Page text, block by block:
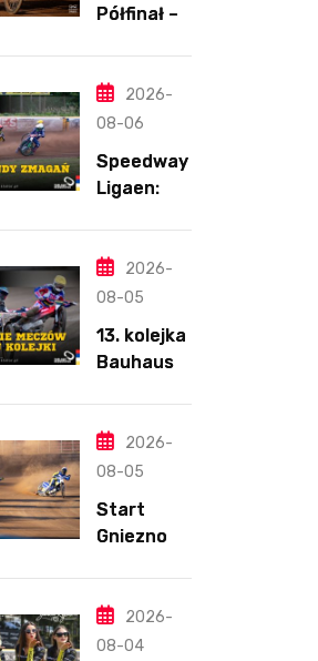
Półfinał –
,
5.08.2026
2026-
08-06
Speedway
Ligaen:
Speedway
nie
tempa.
Lider
ponownie
zwycięski
2026-
08-05
13. kolejka
Bauhaus-
y
Henriksso
mecz
Blödorna
2026-
08-05
Start
Gniezno –
2.08.2026
-2
2026-
08-04